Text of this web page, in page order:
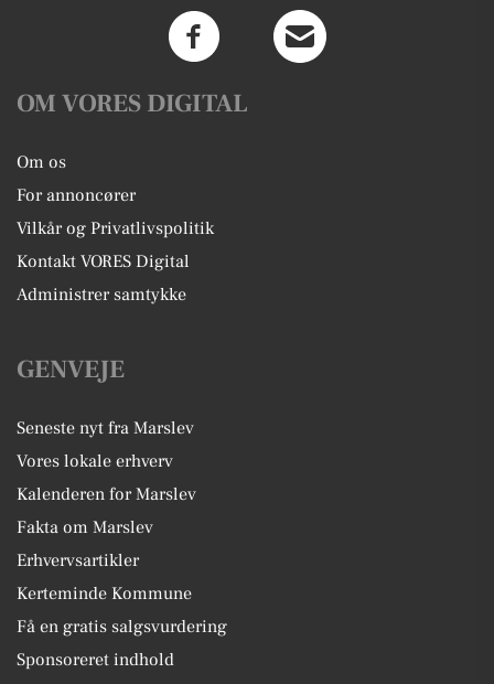
OM VORES DIGITAL
Om os
For annoncører
Vilkår og Privatlivspolitik
Kontakt VORES Digital
Administrer samtykke
GENVEJE
Seneste nyt fra Marslev
Vores lokale erhverv
Kalenderen for Marslev
Fakta om Marslev
Erhvervsartikler
Kerteminde Kommune
Få en gratis salgsvurdering
Sponsoreret indhold